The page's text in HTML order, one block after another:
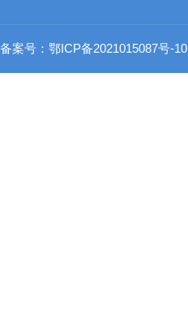
备案号：鄂ICP备2021015087号-10